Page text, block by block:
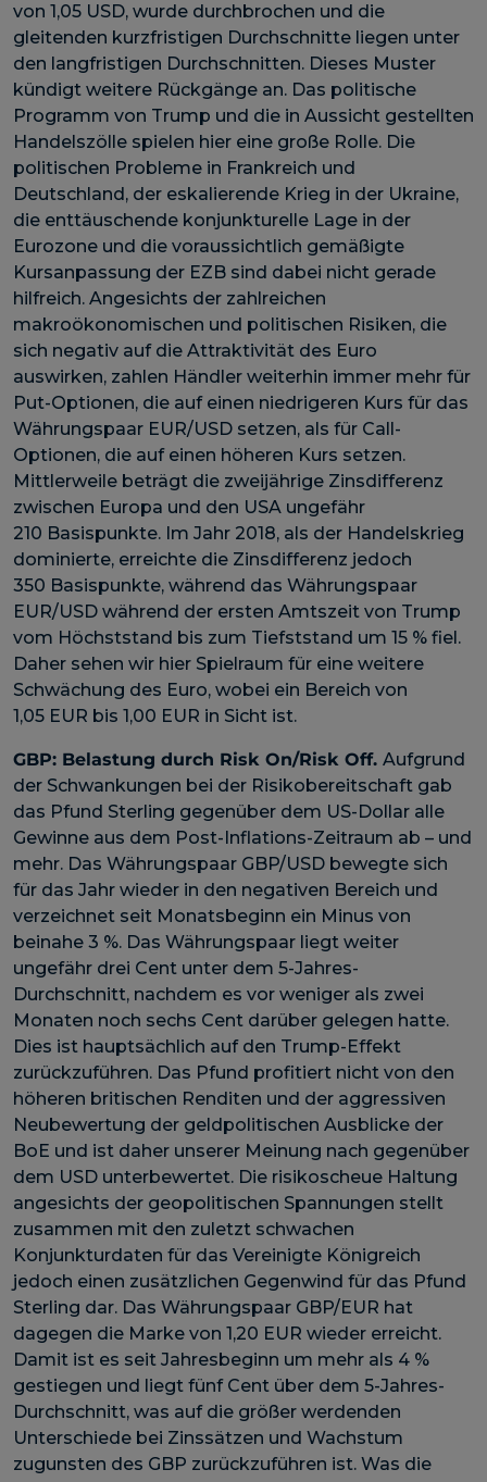
von 1,05 USD, wurde durchbrochen und die
gleitenden kurzfristigen Durchschnitte liegen unter
den langfristigen Durchschnitten. Dieses Muster
kündigt weitere Rückgänge an. Das politische
Programm von Trump und die in Aussicht gestellten
Handelszölle spielen hier eine große Rolle. Die
politischen Probleme in Frankreich und
Deutschland, der eskalierende Krieg in der Ukraine,
die enttäuschende konjunkturelle Lage in der
Eurozone und die voraussichtlich gemäßigte
Kursanpassung der EZB sind dabei nicht gerade
hilfreich. Angesichts der zahlreichen
makroökonomischen und politischen Risiken, die
sich negativ auf die Attraktivität des Euro
auswirken, zahlen Händler weiterhin immer mehr für
Put-Optionen, die auf einen niedrigeren Kurs für das
Währungspaar EUR/USD setzen, als für Call-
Optionen, die auf einen höheren Kurs setzen.
Mittlerweile beträgt die zweijährige Zinsdifferenz
zwischen Europa und den USA ungefähr
210 Basispunkte. Im Jahr 2018, als der Handelskrieg
dominierte, erreichte die Zinsdifferenz jedoch
350 Basispunkte, während das Währungspaar
EUR/USD während der ersten Amtszeit von Trump
vom Höchststand bis zum Tiefststand um 15 % fiel.
Daher sehen wir hier Spielraum für eine weitere
Schwächung des Euro, wobei ein Bereich von
1,05 EUR bis 1,00 EUR in Sicht ist.
GBP: Belastung durch Risk On/Risk Off. Aufgrund
der Schwankungen bei der Risikobereitschaft gab
das Pfund Sterling gegenüber dem US-Dollar alle
Gewinne aus dem Post-Inflations-Zeitraum ab – und
mehr. Das Währungspaar GBP/USD bewegte sich
für das Jahr wieder in den negativen Bereich und
verzeichnet seit Monatsbeginn ein Minus von
beinahe 3 %. Das Währungspaar liegt weiter
ungefähr drei Cent unter dem 5-Jahres-
Durchschnitt, nachdem es vor weniger als zwei
Monaten noch sechs Cent darüber gelegen hatte.
Dies ist hauptsächlich auf den Trump-Effekt
zurückzuführen. Das Pfund profitiert nicht von den
höheren britischen Renditen und der aggressiven
Neubewertung der geldpolitischen Ausblicke der
BoE und ist daher unserer Meinung nach gegenüber
dem USD unterbewertet. Die risikoscheue Haltung
angesichts der geopolitischen Spannungen stellt
zusammen mit den zuletzt schwachen
Konjunkturdaten für das Vereinigte Königreich
jedoch einen zusätzlichen Gegenwind für das Pfund
Sterling dar. Das Währungspaar GBP/EUR hat
dagegen die Marke von 1,20 EUR wieder erreicht.
Damit ist es seit Jahresbeginn um mehr als 4 %
gestiegen und liegt fünf Cent über dem 5-Jahres-
Durchschnitt, was auf die größer werdenden
Unterschiede bei Zinssätzen und Wachstum
zugunsten des GBP zurückzuführen ist. Was die